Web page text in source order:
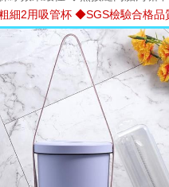
細2用吸管杯 ◆SGS檢驗合格品